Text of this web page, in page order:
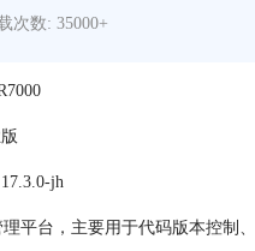
次数: 35000+
17.3.0-jh
平台，主要用于代码版本控制